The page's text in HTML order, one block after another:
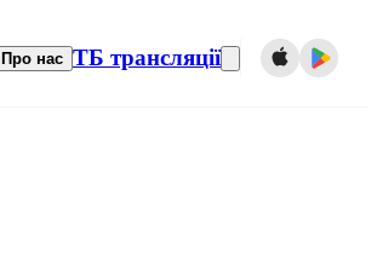
Про нас ТБ трансляції